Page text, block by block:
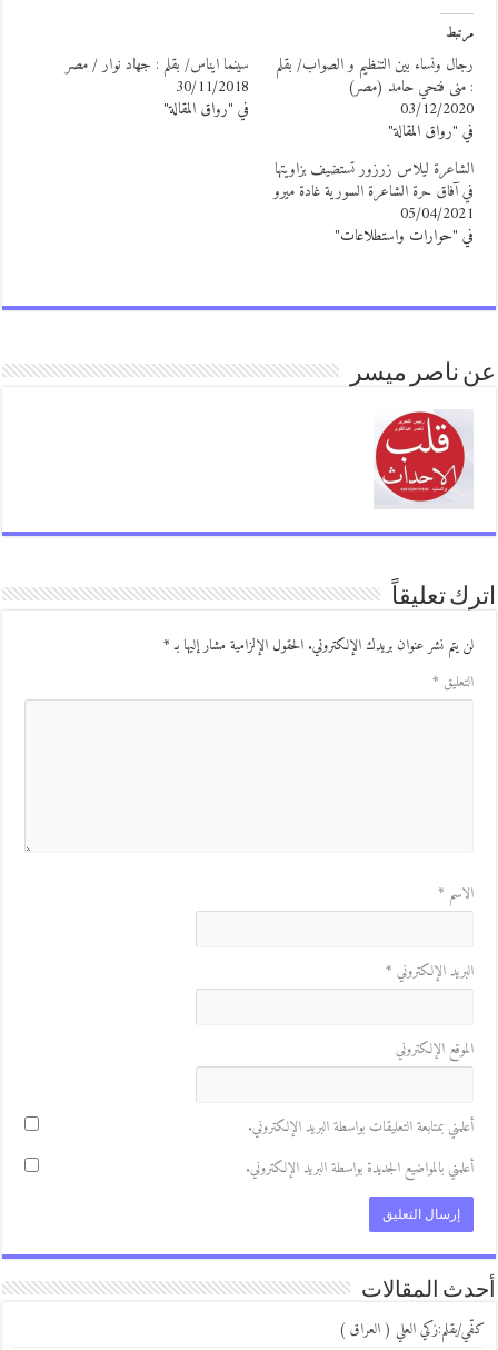
ونساء بين التنظيم و الصواب/ بقلم
منى فتحي حامد (مصر)
03/12/
"رواق المقالة"
سينما ايناس/ بقلم : جهاد نوار / مصر
30/11/2018
في "رواق المقالة"
ليلاس زرزور تستضيف بزاويتها
آفاق حرة الشاعرة السورية غادة ميرو
05/04/
"حوارات واستطلاعات"
ناصر ميسر
تعليقاً
يتم نشر عنوان بريدك الإلكتروني.الحقول الإلزامية مشار إليها بـ*
*
*
الإلكتروني*
الإلكتروني
بمتابعة التعليقات بواسطة البريد الإلكتروني.
بالمواضيع الجديدة بواسطة البريد الإلكتروني.
المقالات
بقلم:زكي العلي ( العراق )